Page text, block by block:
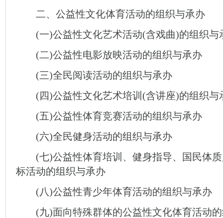
二、公益性文化体育活动的组织与承办
(一)公益性文化艺术活动(含戏曲)的组织与
(二)公益性电影放映活动的组织与承办
(三)全民阅读活动的组织与承办
(四)公益性文化艺术培训(含讲座)的组织与
(五)公益性体育竞赛活动的组织与承办
(六)全民健身活动的组织与承办
(七)公益性体育培训、健身指导、国民体质
标活动的组织与承办
(八)公益性青少年体育活动的组织与承办
(九)面向特殊群体的公益性文化体育活动的